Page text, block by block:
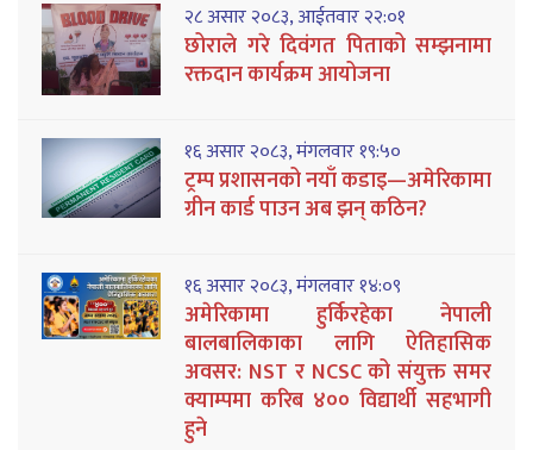
२८ असार २०८३, आईतवार २२:०१
छोराले गरे दिवंगत पिताको सम्झनामा
रक्तदान कार्यक्रम आयोजना
१६ असार २०८३, मंगलवार १९:५०
ट्रम्प प्रशासनको नयाँ कडाइ—अमेरिकामा
ग्रीन कार्ड पाउन अब झन् कठिन?
१६ असार २०८३, मंगलवार १४:०९
अमेरिकामा हुर्किरहेका नेपाली
बालबालिकाका लागि ऐतिहासिक
अवसर: NST र NCSC को संयुक्त समर
क्याम्पमा करिब ४०० विद्यार्थी सहभागी
हुने